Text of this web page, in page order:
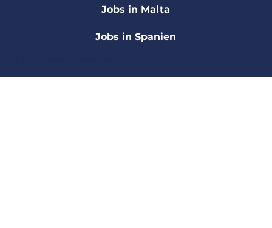
Jobs in Malta
Jobs in Spanien